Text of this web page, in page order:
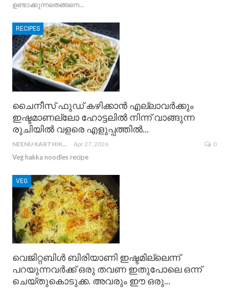
ഉണ്ടാക്കുന്നതെങ്ങനെ…
RECIPES
ചൈനീസ് ഫുഡ്‌ കഴിക്കാൻ എല്ലാവർക്കും
ഇഷ്ടമാണല്ലോ ഹോട്ടലിൽ നിന്ന് വാങ്ങുന്ന
രുചിയിൽ വളരെ എളുപ്പത്തിൽ…
NEENU KARTHIKA Apr 27, 2026 0
Veg hakka noodles recipe
VEG
വെജിറ്റബിൾ ബിരിയാണി ഇഷ്ടമില്ലെന്ന്
പറയുന്നവർക്ക് ഒരു തവണ ഇതുപോലെ ഒന്ന്
ചെയ്തുകൊടുക്ക. അവരും ഈ ഒരു…